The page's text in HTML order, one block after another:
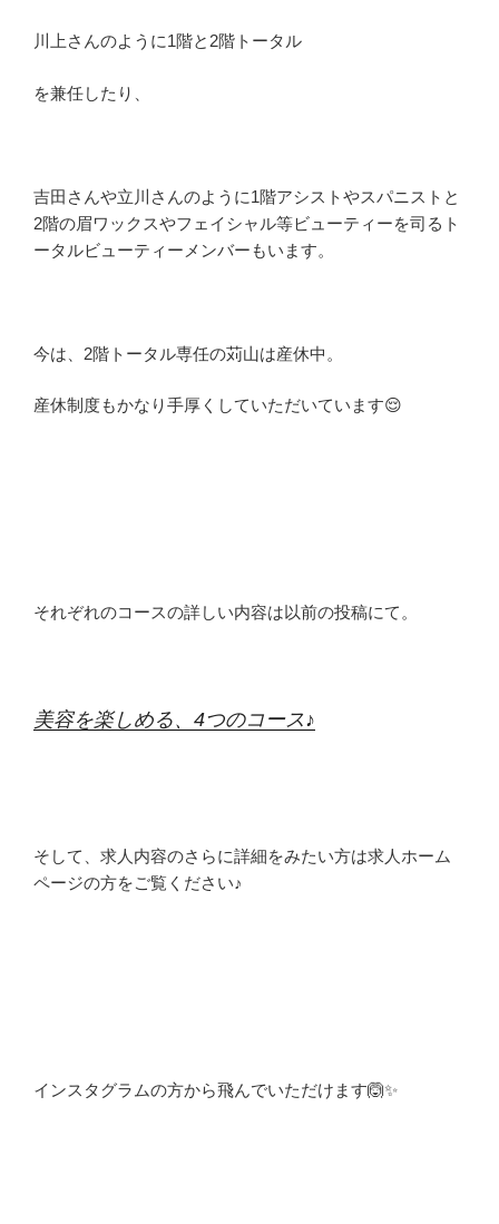
川上さんのように1階と2階トータル
を兼任したり、
吉田さんや立川さんのように1階アシストやスパニストと
2階の眉ワックスやフェイシャル等ビューティーを司るト
ータルビューティーメンバーもいます。
今は、2階トータル専任の苅山は産休中。
産休制度もかなり手厚くしていただいています😌
それぞれのコースの詳しい内容は以前の投稿にて。
美容を楽しめる、4つのコース♪
そして、求人内容のさらに詳細をみたい方は求人ホーム
ページの方をご覧ください♪
インスタグラムの方から飛んでいただけます🙆✨